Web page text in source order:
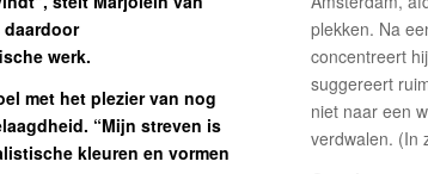
daardoor
werk.
met het plezier van nog
“Mijn streven is
kleuren en vormen
plekken. Na
concentreert
suggereert
niet naar een
verdwalen. (In